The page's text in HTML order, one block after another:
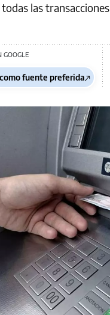
las
GOOGLE
fuente preferida